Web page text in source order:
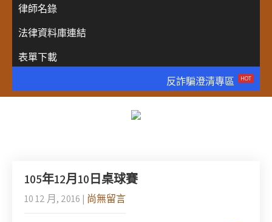
律師名錄
法律資料庫連結
表單下載
反詐騙澄清專區
HOT
105年12月10日桌球賽
10 12 月, 2016 | 尚無留言